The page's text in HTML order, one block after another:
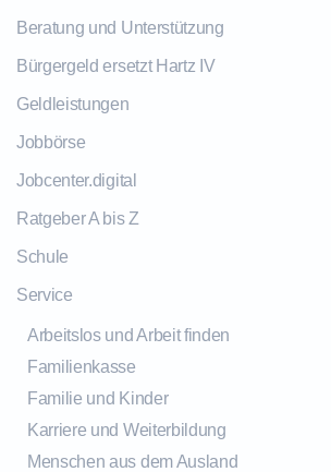
Beratung und Unterstützung
Bürgergeld ersetzt Hartz IV
Geldleistungen
Jobbörse
Jobcenter.digital
Ratgeber A bis Z
Schule
Service
Arbeitslos und Arbeit finden
Familienkasse
Familie und Kinder
Karriere und Weiterbildung
Menschen aus dem Ausland